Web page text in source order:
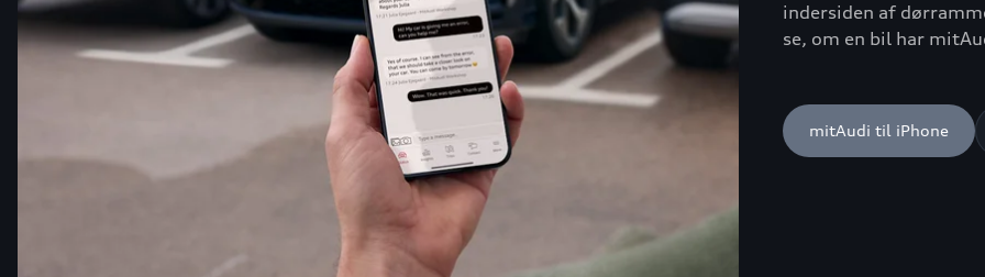
indersiden af
se, om en bil har
mitAudi til iPhone